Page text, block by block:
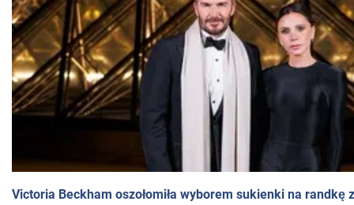
Victoria Beckham oszołomiła wyborem sukienki na randkę